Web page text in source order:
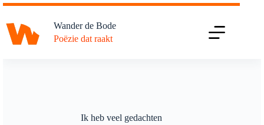
Ga
de
inhoud
Wander de Bode
Poëzie dat raakt
Ik heb veel gedachten